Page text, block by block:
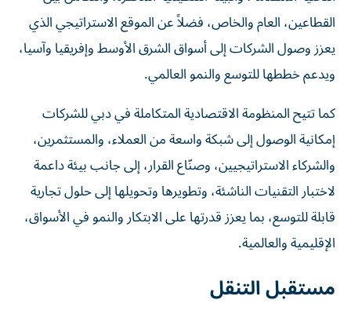
القطاعين، العام والخاص، فضلاً عن الموقع الاستراتيجي الذي
يعزز وصول الشركات إلى أسواق الشرق الأوسط وإفريقيا وآسيا،
ويدعم خططها للتوسع والنمو العالمي.
كما تتيح المنظومة الاقتصادية المتكاملة في دبي للشركات
إمكانية الوصول إلى شبكة واسعة من العملاء، والمستثمرين،
والشركاء الاستراتيجيين، وصنّاع القرار، إلى جانب بيئة داعمة
لاختبار التقنيات الناشئة، وتطويرها وتحويلها إلى حلول تجارية
قابلة للتوسع، بما يعزز قدرتها على الابتكار والنمو في الأسواق،
الإقليمية والعالمية.
مستقبل التنقل